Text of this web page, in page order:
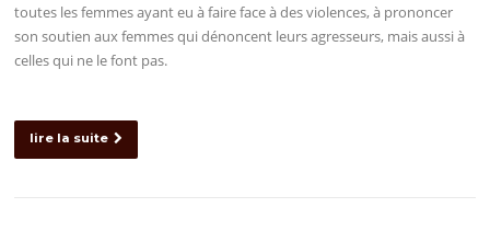
toutes les femmes ayant eu à faire face à des violences, à prononcer
son soutien aux femmes qui dénoncent leurs agresseurs, mais aussi à
celles qui ne le font pas.
lire la suite